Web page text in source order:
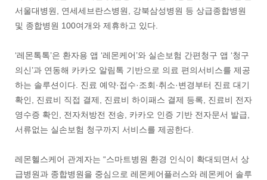
서울대병원, 연세세브란스병원, 강북삼성병원 등 상급종합병원
및 종합병원 100여개와 제휴하고 있다.
‘레몬톡톡’은 환자용 앱 ‘레몬케어’와 실손보험 간편청구 앱 ‘청구
의신’과 연동해 카카오 알림톡 기반으로 의료 편의서비스를 제공
하는 솔루션이다. 진료 예약·접수·조회·취소·변경부터 진료 대기
확인, 진료비 직접 결제, 진료비 하이패스 결제 등록, 진료비 전자
영수증 확인, 전자처방전 전송, 카카오 인증 기반 전자문서 발급,
서류없는 실손보험 청구까지 서비스를 제공한다.
레몬헬스케어 관계자는 “스마트병원 환경 인식이 확대되면서 상
급병원과 종합병원을 중심으로 레몬케어플러스와 레몬케어 솔루